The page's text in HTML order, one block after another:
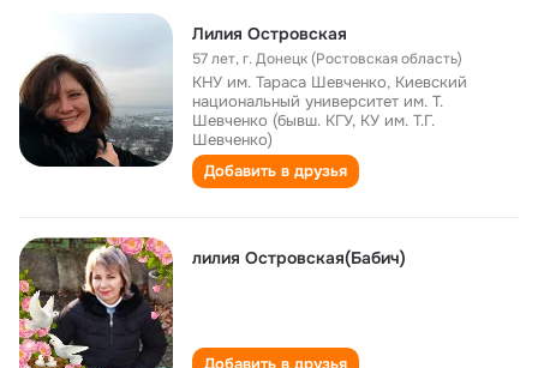
Лилия Островская
57 лет,г. Донецк (Ростовская область)
КНУ им. Тараса Шевченко, Киевский
национальный университет им. Т.
Шевченко (бывш. КГУ, КУ им. Т.Г.
Шевченко)
Добавить в друзья
лилия Островская(Бабич)
Добавить в друзья